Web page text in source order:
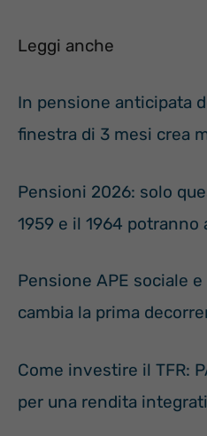
Leggi anche
In pensione anticipata
finestra di 3 mesi crea
Pensioni 2026: solo
1959 e il 1964
Pensione APE sociale
cambia la prima
Come investire il TFR:
per una rendita